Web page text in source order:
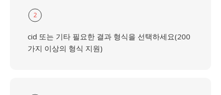
2
cid 또는 기타 필요한 결과 형식을 선택하세요(200
가지 이상의 형식 지원)